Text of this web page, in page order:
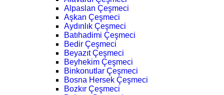
Alpaslan Çeşmeci
Aşkan Çeşmeci
Aydınlık Çeşmeci
Batıhadimi Çeşmeci
Bedir Çeşmeci
Beyazıt Çeşmeci
Beyhekim Çeşmeci
Binkonutlar Çeşmeci
Bosna Hersek Çeşmeci
Bozkır Çeşmeci